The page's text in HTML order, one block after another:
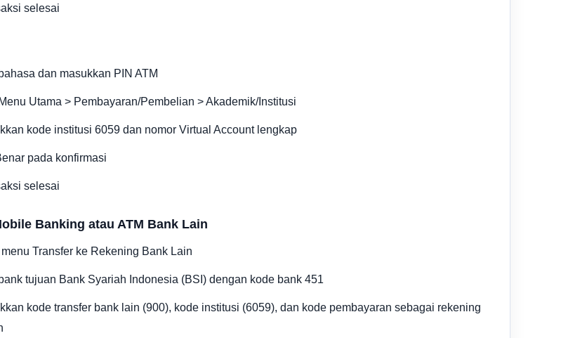
selesai
dan masukkan PIN ATM
Utama > Pembayaran/Pembelian > Akademik/Institusi
kode institusi 6059 dan nomor Virtual Account lengkap
pada konfirmasi
selesai
Banking atau ATM Bank Lain
Transfer ke Rekening Bank Lain
tujuan Bank Syariah Indonesia (BSI) dengan kode bank 451
kode transfer bank lain (900), kode institusi (6059), dan kode pembayaran sebagai rekening